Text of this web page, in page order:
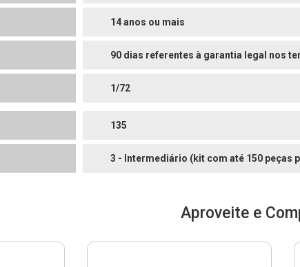
14 anos ou mais
90 dias referentes à garantia legal nos
1/72
135
3 - Intermediário (kit com até 150 peças
Aproveite e